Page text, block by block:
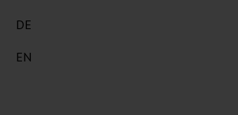
DE
EN